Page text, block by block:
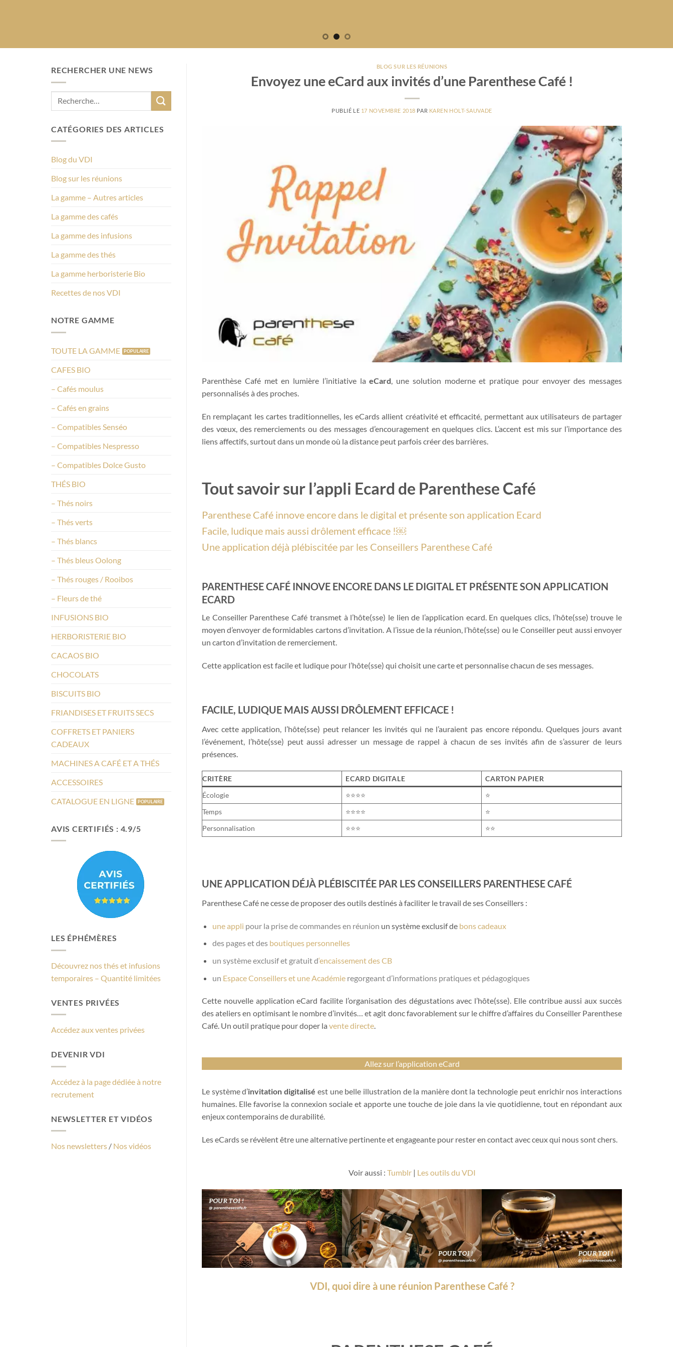
RECHERCHER UNE NEWS
CATÉGORIES DES ARTICLES
Blog du VDI
Blog sur les réunions
La gamme – Autres articles
La gamme des cafés
La gamme des infusions
La gamme des thés
La gamme herboristerie Bio
Recettes de nos VDI
NOTRE GAMME
TOUTE LA GAMME
CAFES BIO
– Cafés moulus
– Cafés en grains
– Compatibles Senséo
– Compatibles Nespresso
– Compatibles Dolce Gusto
THÉS BIO
– Thés noirs
– Thés verts
– Thés blancs
– Thés bleus Oolong
– Thés rouges / Rooibos
– Fleurs de thé
INFUSIONS BIO
HERBORISTERIE BIO
CACAOS BIO
CHOCOLATS
BISCUITS BIO
FRIANDISES ET FRUITS SECS
COFFRETS ET PANIERS
CADEAUX
MACHINES A CAFÉ ET A THÉS
ACCESSOIRES
CATALOGUE EN LIGNE
AVIS CERTIFIÉS : 4.9/5
LES ÉPHÉMÈRES
Découvrez nos thés et infusions
temporaires – Quantité limitées
VENTES PRIVÉES
Accédez aux ventes privées
DEVENIR VDI
Accédez à la page dédiée à notre
recrutement
NEWSLETTER ET VIDÉOS
Nos newsletters / Nos vidéos
BLOG SUR LES RÉUNIONS
Envoyez une eCard aux invités d’une Parenthese Café !
PUBLIÉ LE 17 NOVEMBRE 2018 PAR KAREN HOLT-SAUVADE
Parenthèse Café met en lumière l’initiative laeCard, une solution moderne et pratique pour envoyer des messages
personnalisés à des proches.
En remplaçant les cartes traditionnelles, les eCards allient créativité et efficacité, permettant aux utilisateurs de partager
des vœux, des remerciements ou des messages d’encouragement en quelques clics. L’accent est mis sur l’importance des
liens affectifs, surtout dans un monde où la distance peut parfois créer des barrières.
Tout savoir sur l’appli Ecard de Parenthese Café
Parenthese Café innove encore dans le digital et présente son application Ecard
Facile, ludique mais aussi drôlement efficace !￼
Une application déjà plébiscitée par les Conseillers Parenthese Café
PARENTHESE CAFÉ INNOVE ENCORE DANS LE DIGITAL ET PRÉSENTE SON APPLICATION
ECARD
Le Conseiller Parenthese Café transmet à l’hôte(sse) le lien de l’application ecard. En quelques clics, l’hôte(sse) trouve le
moyen d’envoyer de formidables cartons d’invitation. A l’issue de la réunion, l’hôte(sse) ou le Conseiller peut aussi envoyer
un carton d’invitation de remerciement.
Cette application est facile et ludique pour l’hôte(sse) qui choisit une carte et personnalise chacun de ses messages.
FACILE, LUDIQUE MAIS AUSSI DRÔLEMENT EFFICACE !
Avec cette application, l’hôte(sse) peut relancer les invités qui ne l’auraient pas encore répondu. Quelques jours avant
l’événement, l’hôte(sse) peut aussi adresser un message de rappel à chacun de ses invités afin de s’assurer de leurs
présences.
CRITÈRE ECARD DIGITALE
CARTON PAPIER
Écologie
⭐⭐⭐⭐
⭐
Temps
⭐⭐⭐⭐
⭐
Personnalisation
⭐⭐⭐ ⭐⭐
UNE APPLICATION DÉJÀ PLÉBISCITÉE PAR LES CONSEILLERS PARENTHESE CAFÉ
Parenthese Café ne cesse de proposer des outils destinés à faciliter le travail de ses Conseillers :
une appli pour la prise de commandes en réunion un système exclusif de bons cadeaux
des pages et des boutiques personnelles
un système exclusif et gratuit d‘encaissement des CB
un Espace Conseillers et une Académieregorgeant d’informations pratiques et pédagogiques
Cette nouvelle application eCard facilite l’organisation des dégustations avec l’hôte(sse). Elle contribue aussi aux succès
des ateliers en optimisant le nombre d’invités… et agit donc favorablement sur le chiffre d’affaires du Conseiller Parenthese
Café. Un outil pratique pour doper la vente directe.
Allez sur l’application eCard
Le système d’invitation digitalisé est une belle illustration de la manière dont la technologie peut enrichir nos interactions
humaines. Elle favorise la connexion sociale et apporte une touche de joie dans la vie quotidienne, tout en répondant aux
enjeux contemporains de durabilité.
Les eCards se révèlent être une alternative pertinente et engageante pour rester en contact avec ceux qui nous sont chers.
Voir aussi : Tumblr| Les outils du VDI
VDI, quoi dire à une réunion Parenthese Café ?